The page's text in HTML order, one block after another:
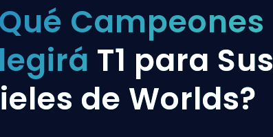
Campeones
T1 para Sus
de Worlds?